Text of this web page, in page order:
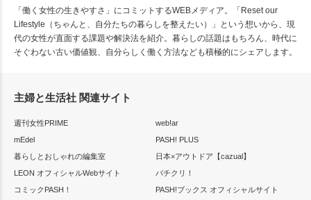
「働く女性の生きやすさ」にコミットするWEBメディア。「Reset our
Lifestyle（ちゃんと、自分たちの暮らしを整えたい）」という想いから、現
代の女性が直面する課題や解決法を紹介。暮らしの話題はもちろん、時代に
そぐわない古い価値観、自分らしく働く方法なども積極的にシェアします。
主婦と生活社 関連サイト
週刊女性PRIME
web!ar
mEdel
PASH! PLUS
暮らしとおしゃれの編集室
日本×アウトドア【cazual】
LEON オフィシャルWebサイト
パチクリ！
コミックPASH！
PASH!ブックス オフィシャルサイト